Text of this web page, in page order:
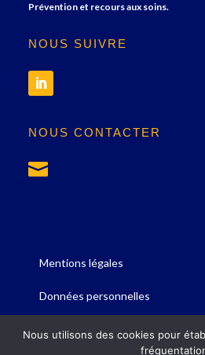
Prévention et recours aux soins.
NOUS SUIVRE
NOUS CONTACTER

Mentions légales
Données personnelles
Nous utilisons des cookies pour